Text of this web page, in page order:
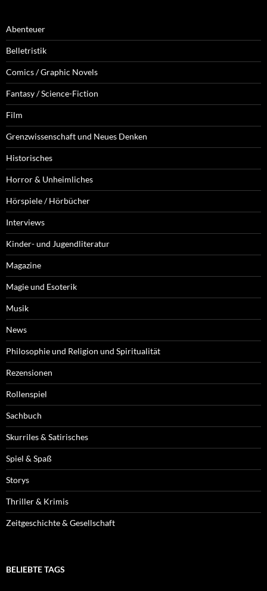
Abenteuer
Belletristik
Comics / Graphic Novels
Fantasy / Science-Fiction
Film
Grenzwissenschaft und Neues Denken
Historisches
Horror & Unheimliches
Hörspiele / Hörbücher
Interviews
Kinder- und Jugendliteratur
Magazine
Magie und Esoterik
Musik
News
Philosophie und Religion und Spiritualität
Rezensionen
Rollenspiel
Sachbuch
Skurriles & Satirisches
Spiel & Spaß
Storys
Thriller & Krimis
Zeitgeschichte & Gesellschaft
BELIEBTE TAGS